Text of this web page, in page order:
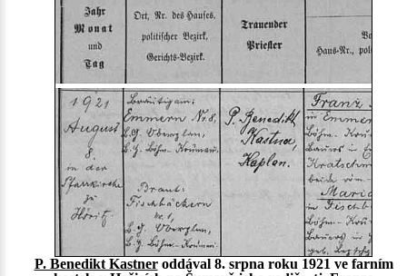
P. Benedikt Kastneroddával 8. srpna roku 1921 ve farním